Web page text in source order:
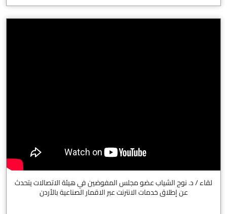
لقاء / د. نوح الشياب عضو مجلس المفوضين في هيئة الاتصالات يتحدث
عن إطلاق خدمات الانترنت عبر الاقمار الصناعية بالأردن